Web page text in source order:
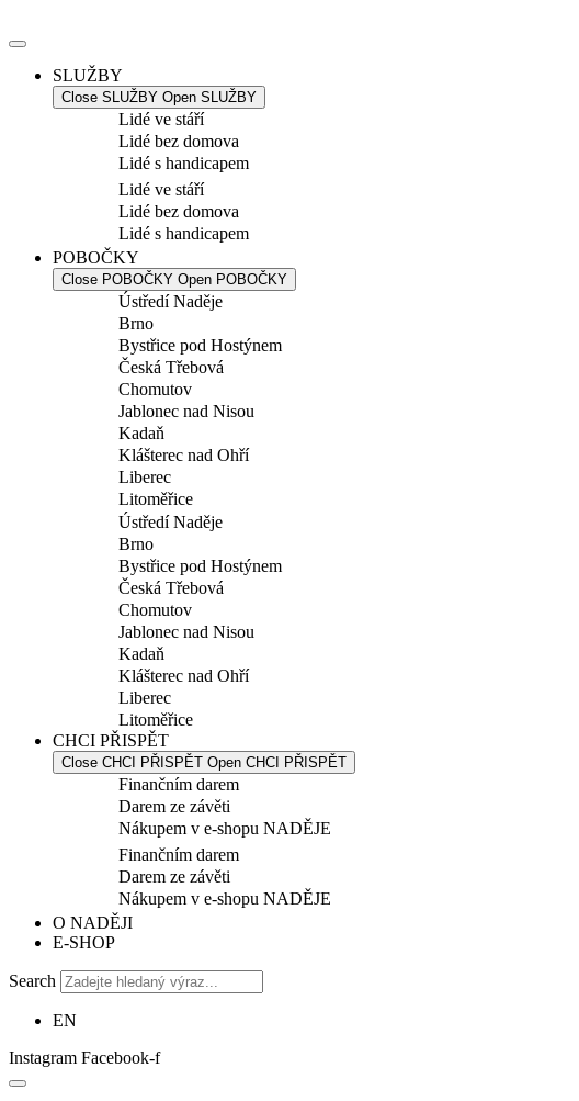
k
SLUŽBY
Close SLUŽBY Open SLUŽBY
Lidé ve stáří
Lidé bez domova
Lidé s handicapem
Lidé ve stáří
Lidé bez domova
Lidé s handicapem
POBOČKY
Close POBOČKY Open POBOČKY
Ústředí Naděje
Brno
Bystřice pod Hostýnem
Česká Třebová
Chomutov
Jablonec nad Nisou
Kadaň
Klášterec nad Ohří
Liberec
Litoměřice
Ústředí Naděje
Brno
Bystřice pod Hostýnem
Česká Třebová
Chomutov
Jablonec nad Nisou
Kadaň
Klášterec nad Ohří
Liberec
Litoměřice
CHCI PŘISPĚT
Close CHCI PŘISPĚT Open CHCI PŘISPĚT
Finančním darem
Darem ze závěti
Nákupem v e-shopu NADĚJE
Finančním darem
Darem ze závěti
Nákupem v e-shopu NADĚJE
O NADĚJI
E-SHOP
Search
EN
Instagram Facebook-f